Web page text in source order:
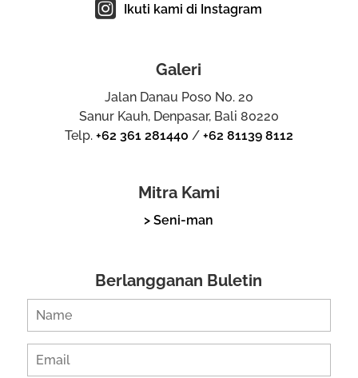
Ikuti kami di Instagram
Galeri
Jalan Danau Poso No. 20
Sanur Kauh, Denpasar, Bali 80220
Telp. +62 361 281440 / +62 81139 8112
Mitra Kami
> Seni-man
Berlangganan Buletin